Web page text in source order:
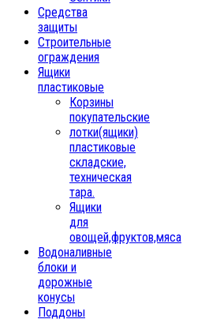
Средства
защиты
Строительные
ограждения
Ящики
пластиковые
Корзины
покупательские
лотки(ящики)
пластиковые
складские,
техническая
тара.
Ящики
для
овощей,фруктов,мяса
Водоналивные
блоки и
дорожные
конусы
Поддоны